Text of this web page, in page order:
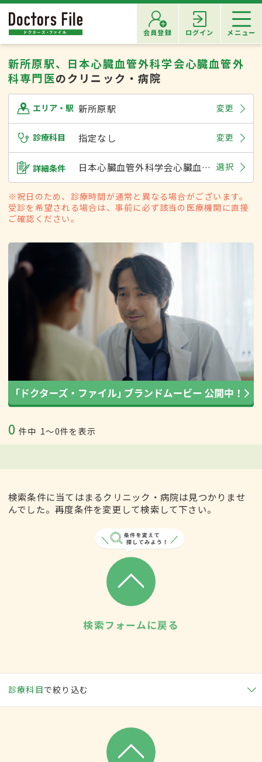
会員登録 ログイン メニュー
新所原駅、日本心臓血管外科学会心臓血管外
科専門医のクリニック・病院
エリア・駅 新所原駅 変更
診療科目 指定なし 変更
詳細条件 日本心臓血管外科学会心臓血管外科専門医 選択
※祝日のため、診療時間が通常と異なる場合がございます。
受診を希望される場合は、事前に必ず該当の医療機関に直接
ご確認ください。
0 件中 1〜0件を表示
検索条件に当てはまるクリニック・病院は見つかりませ
んでした。再度条件を変更して検索して下さい。
検索フォームに戻る
診療科目で絞り込む